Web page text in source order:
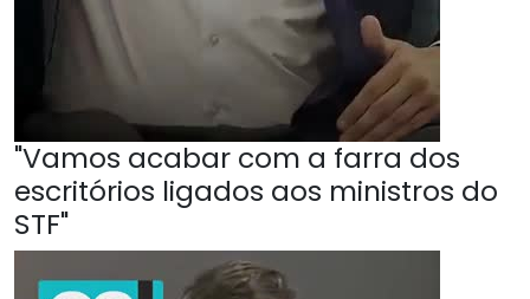
"Vamos acabar com a farra dos
escritórios ligados aos ministros do
STF"